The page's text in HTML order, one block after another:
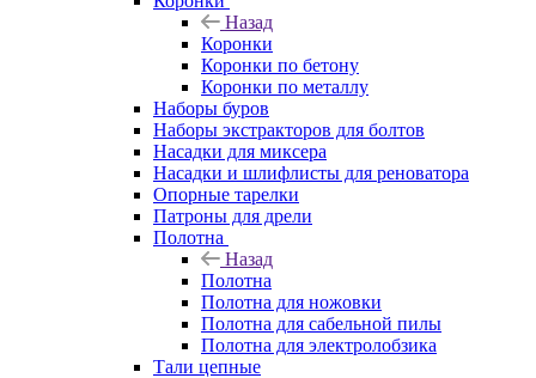
Назад
Коронки
Коронки по бетону
Коронки по металлу
Наборы буров
Наборы экстракторов для болтов
Насадки для миксера
Насадки и шлифлисты для реноватора
Опорные тарелки
Патроны для дрели
Полотна
Назад
Полотна
Полотна для ножовки
Полотна для сабельной пилы
Полотна для электролобзика
Тали цепные